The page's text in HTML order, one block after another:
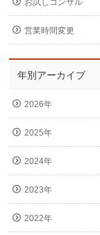
営業時間変更
年別アーカイブ
2026年
2025年
2024年
2023年
2022年